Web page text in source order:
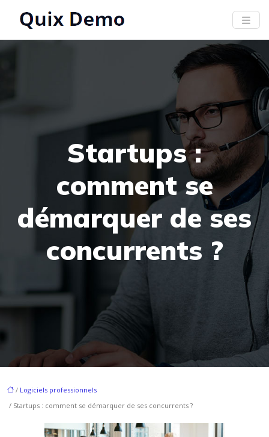
Startups :
comment se
démarquer de ses
concurrents ?
/ Logiciels professionnels
/ Startups : comment se démarquer de ses concurrents ?